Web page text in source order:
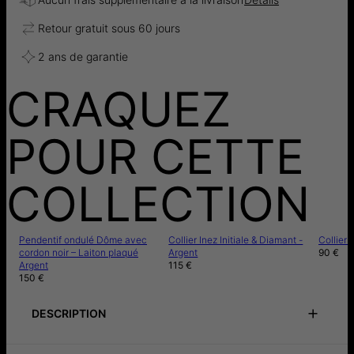
Retour gratuit sous 60 jours
2 ans de garantie
CRAQUEZ
POUR CETTE
COLLECTION
Pendentif ondulé Dôme avec
cordon noir – Laiton plaqué
Argent
150 €
Collier Inez Initiale & Diamant -
Argent
115 €
Collier
90 €
DESCRIPTION